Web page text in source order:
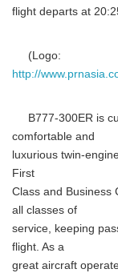
flight departs at
(Logo:
http://
B777-300ER is
comfortable and
luxurious twin-
First
Class and Business
all classes of
service, keeping
flight. As a
great aircraft